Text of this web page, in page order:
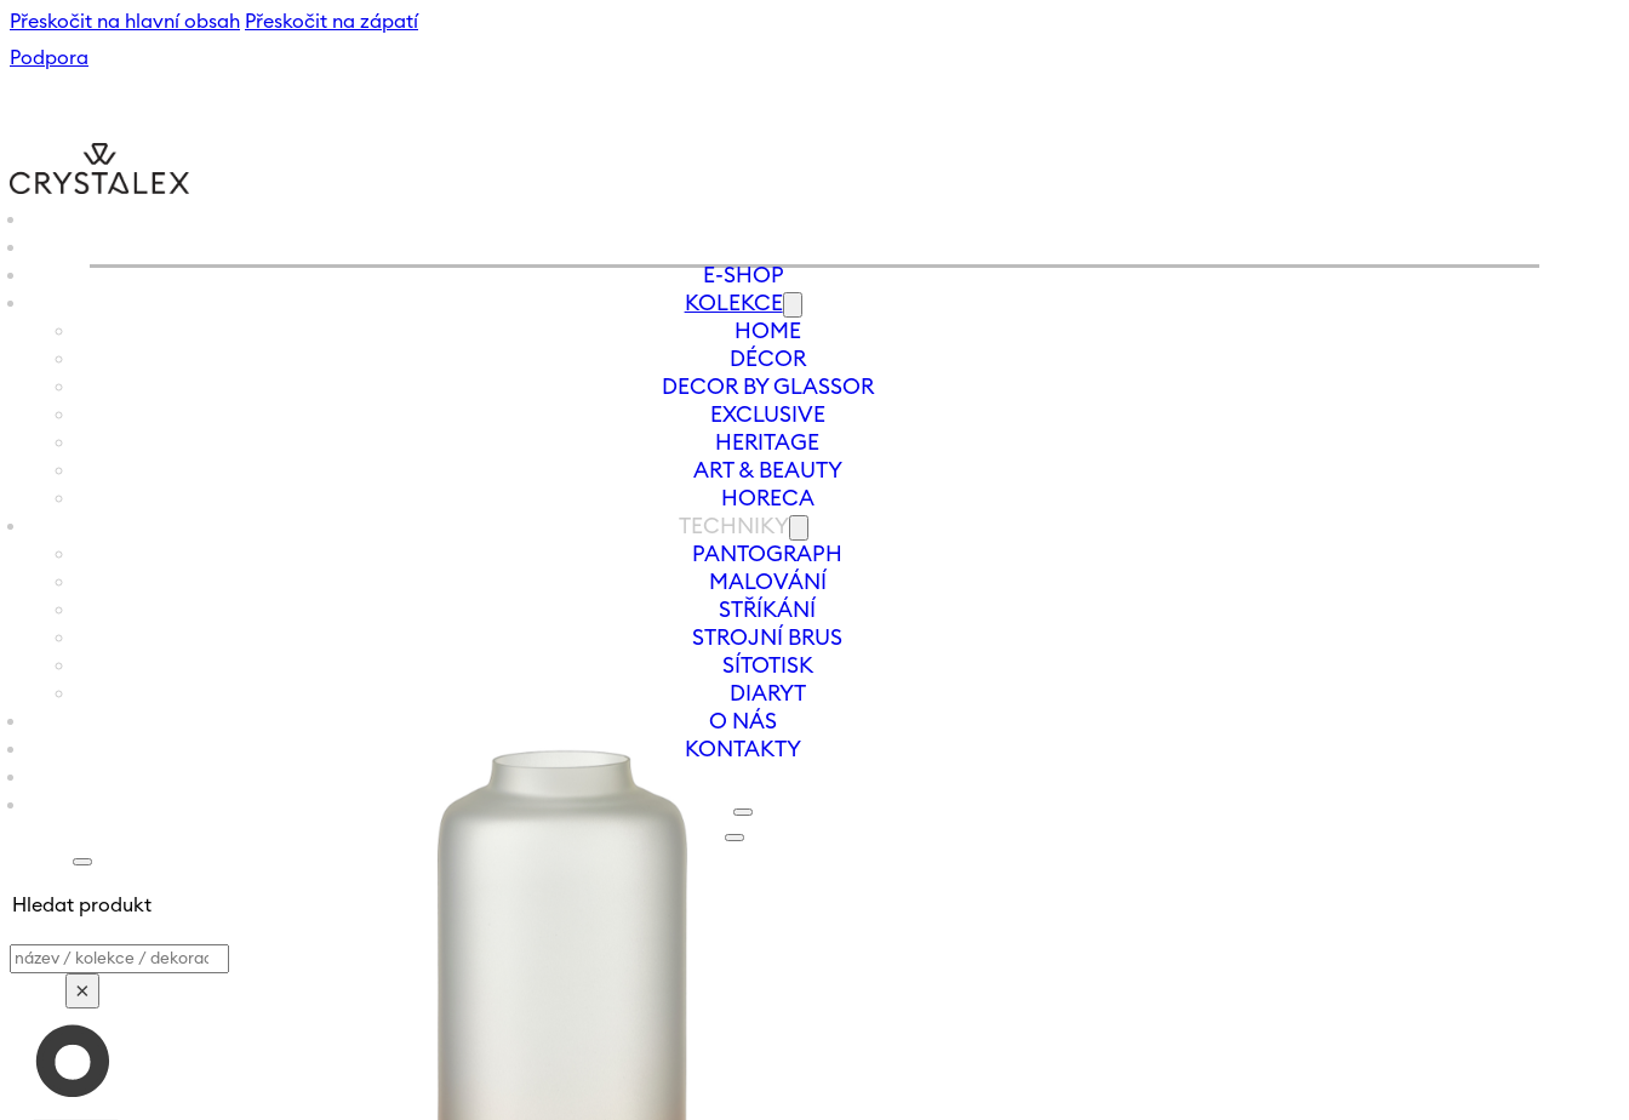
Přeskočit na hlavní obsah Přeskočit na zápatí
Podpora
B2B
E-SHOP
KOLEKCE
HOME
DÉCOR
DECOR BY GLASSOR
EXCLUSIVE
HERITAGE
ART & BEAUTY
HORECA
TECHNIKY
PANTOGRAPH
MALOVÁNÍ
STŘÍKÁNÍ
STROJNÍ BRUS
SÍTOTISK
DIARYT
O NÁS
KONTAKTY
Hledat produkt
Vyhledávání
×
VÁZA RAINBOW FRESH 240 MM | ORANŽOVÁ